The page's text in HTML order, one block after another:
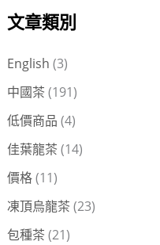
關
文章類別
English (3)
中國茶 (191)
低價商品 (4)
佳葉龍茶 (14)
價格(11)
凍頂烏龍茶 (23)
包種茶 (21)